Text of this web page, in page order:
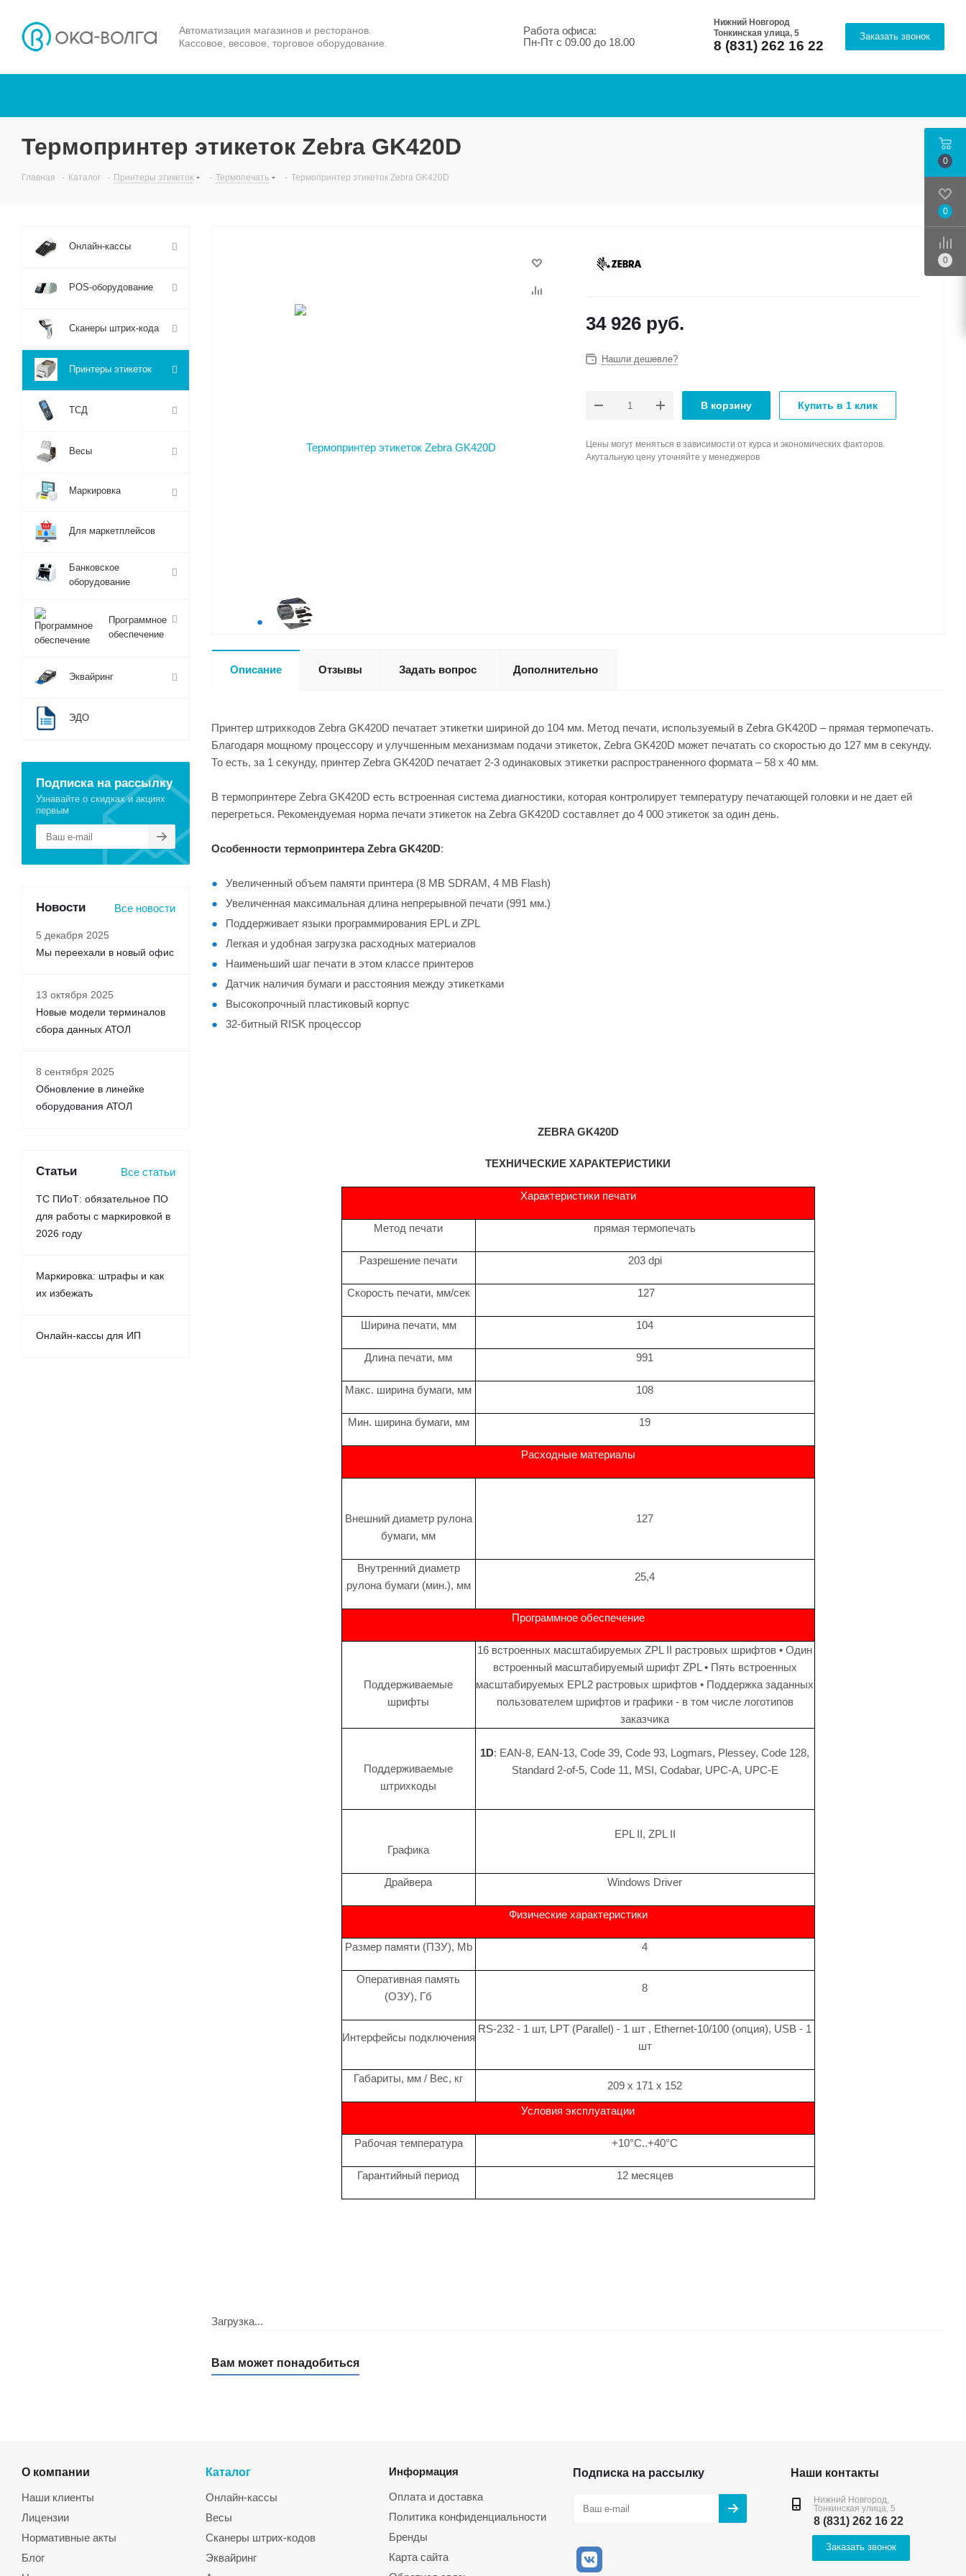
Автоматизация магазинов и ресторанов.
Кассовое, весовое, торговое оборудование.
Работа офиса:
Пн-Пт с 09.00 до 18.00
Нижний Новгород
Тонкинская улица, 5
8 (831) 262 16 22
Заказать звонок
Термопринтер этикеток Zebra GK420D
Главная - Каталог - Принтеры этикеток - Термопечать - Термопринтер этикеток Zebra GK420D
34 926 руб.
Нашли дешевле?
В корзину Купить в 1 клик
Цены могут меняться в зависимости от курса и экономических факторов.
Акутальную цену уточняйте у менеджеров
Описание Отзывы Задать вопрос Дополнительно
Принтер штрихкодов Zebra GK420D печатает этикетки шириной до 104 мм. Метод печати, используемый в Zebra GK420D – прямая термопечать.
Благодаря мощному процессору и улучшенным механизмам подачи этикеток, Zebra GK420D может печатать со скоростью до 127 мм в секунду.
То есть, за 1 секунду, принтер Zebra GK420D печатает 2-3 одинаковых этикетки распространенного формата – 58 x 40 мм.
В термопринтере Zebra GK420D есть встроенная система диагностики, которая контролирует температуру печатающей головки и не дает ей
перегреться. Рекомендуемая норма печати этикеток на Zebra GK420D составляет до 4 000 этикеток за один день.
Особенности термопринтера Zebra GK420D:
Увеличенный объем памяти принтера (8 MB SDRAM, 4 MB Flash)
Увеличенная максимальная длина непрерывной печати (991 мм.)
Поддерживает языки программирования EPL и ZPL
Легкая и удобная загрузка расходных материалов
Наименьший шаг печати в этом классе принтеров
Датчик наличия бумаги и расстояния между этикетками
Высокопрочный пластиковый корпус
32-битный RISK процессор
ZEBRA GK420D
ТЕХНИЧЕСКИЕ ХАРАКТЕРИСТИКИ
Характеристики печати
Метод печати прямая термопечать
Разрешение печати 203 dpi
Скорость печати, мм/сек 127
Ширина печати, мм 104
Длина печати, мм 991
Макс. ширина бумаги, мм 108
Мин. ширина бумаги, мм 19
Расходные материалы
Внешний диаметр рулона
бумаги, мм
127
Внутренний диаметр
рулона бумаги (мин.), мм
25,4
Программное обеспечение
Поддерживаемые
шрифты
16 встроенных масштабируемых ZPL II растровых шрифтов • Один
встроенный масштабируемый шрифт ZPL • Пять встроенных
масштабируемых EPL2 растровых шрифтов • Поддержка заданных
пользователем шрифтов и графики - в том числе логотипов
заказчика
Поддерживаемые
штрихкоды
1D: EAN-8, EAN-13, Code 39, Code 93, Logmars, Plessey, Code 128,
Standard 2-of-5, Code 11, MSI, Codabar, UPC-A, UPC-E
Графика
EPL II, ZPL II
Драйвера Windows Driver
Физические характеристики
Размер памяти (ПЗУ), Mb 4
Оперативная память
(ОЗУ), Гб
8
Интерфейсы подключения
RS-232 - 1 шт, LPT (Parallel) - 1 шт , Ethernet-10/100 (опция), USB - 1
шт
Габариты, мм / Вес, кг
209 x 171 x 152
Условия эксплуатации
Рабочая температура +10°C..+40°C
Гарантийный период 12 месяцев
Загрузка...
Вам может понадобиться
Онлайн-кассы
POS-оборудование
Сканеры штрих-кода
Принтеры этикеток
ТСД
Весы
Маркировка
Для маркетплейсов
Банковское
оборудование
Программное
обеспечение
Эквайринг
ЭДО
Подписка на рассылку
Узнавайте о скидках и акциях
первым
Новости Все новости
5 декабря 2025
Мы переехали в новый офис
13 октября 2025
Новые модели терминалов
сбора данных АТОЛ
8 сентября 2025
Обновление в линейке
оборудования АТОЛ
Статьи Все статьи
ТС ПИоТ: обязательное ПО
для работы с маркировкой в
2026 году
Маркировка: штрафы и как
их избежать
Онлайн-кассы для ИП
О компании
Наши клиенты
Лицензии
Нормативные акты
Блог
Каталог
Онлайн-кассы
Весы
Сканеры штрих-кодов
Эквайринг
Информация
Оплата и доставка
Политика конфиденциальности
Бренды
Карта сайта
Подписка на рассылку Наши контакты
Нижний Новгород,
Тонкинская улица, 5
8 (831) 262 16 22
Заказать звонок
0
0
0